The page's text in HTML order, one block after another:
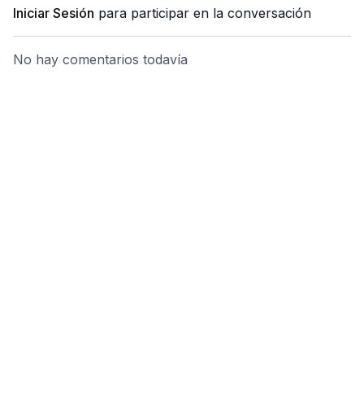
Buscas sentirte más estable emocionalmente
pero sabe cómo volver a la calma después de ellas.
Iniciar Sesión para participar en la conversación
No hay comentarios todavía